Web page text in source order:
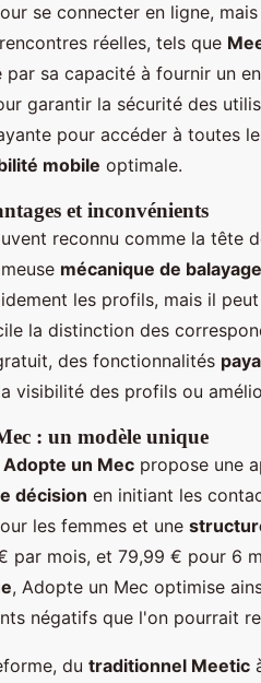
se connecter en ligne,
réelles, tels que
par sa capacité à fournir un
garantir la sécurité des
pour accéder à toutes
mobile optimale.
et inconvénients
reconnu comme la tête
mécanique de balayage
les profils, mais il
la distinction des
des fonctionnalités
visibilité des profils ou
: un modèle unique
Adopte un Mec propose une
décision en initiant les
les femmes et une
par mois, et 79,99 € pour 6
, Adopte un Mec optimise
négatifs que l'on pourrait
du traditionnel Meetic